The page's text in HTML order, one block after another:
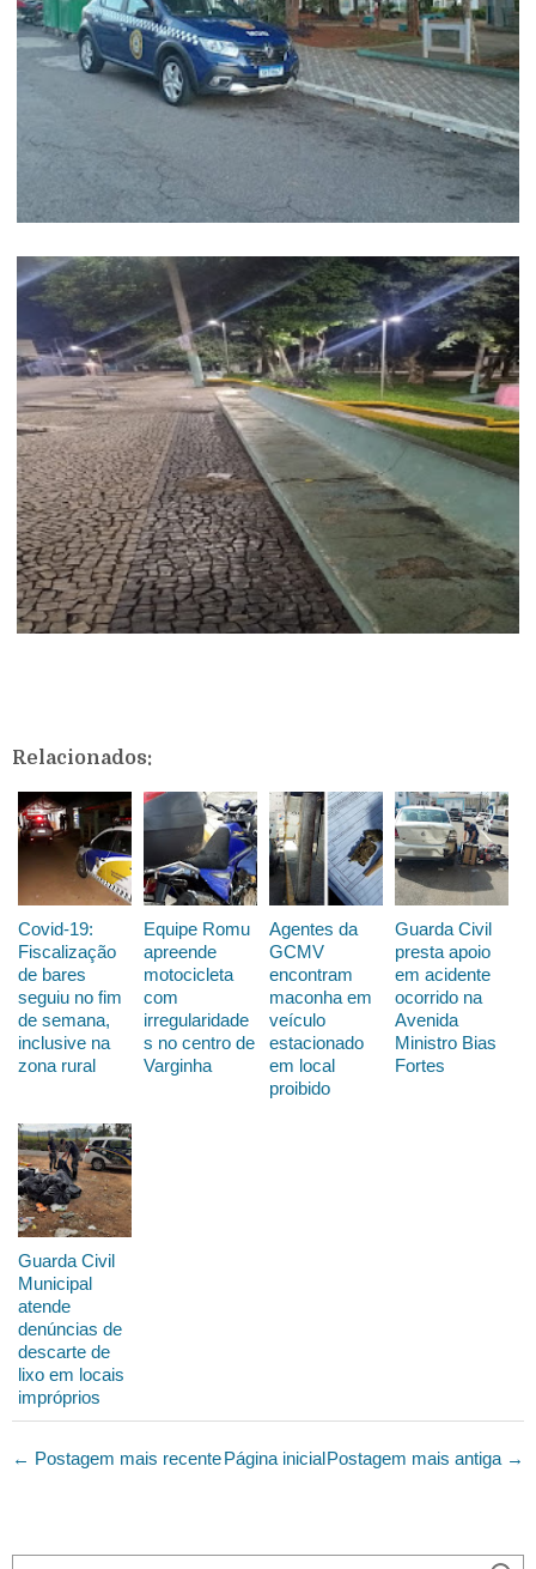
Relacionados:
Covid-19:
Fiscalização
de bares
seguiu no fim
de semana,
inclusive na
zona rural
Equipe Romu
apreende
motocicleta
com
irregularidade
s no centro de
Varginha
Agentes da
GCMV
encontram
maconha em
veículo
estacionado
em local
proibido
Guarda Civil
presta apoio
em acidente
ocorrido na
Avenida
Ministro Bias
Fortes
Guarda Civil
Municipal
atende
denúncias de
descarte de
lixo em locais
impróprios
← Postagem mais recente Postagem mais antiga →
Página inicial